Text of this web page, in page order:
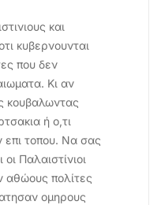
και
κυβερνουνται
που δεν
Κι αν
κουβαλωντας
ή ο,τι
τοπου. Να σας
Παλαιστίνιοι
αθώους πολίτες
ομηρους